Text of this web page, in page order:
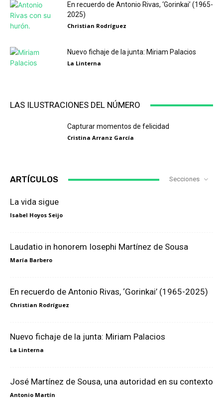
En recuerdo de Antonio Rivas, ‘Gorinkai’ (1965-
2025)
Christian Rodríguez
Nuevo fichaje de la junta: Miriam Palacios
La Linterna
LAS ILUSTRACIONES DEL NÚMERO
Capturar momentos de felicidad
Cristina Arranz García
ARTÍCULOS Secciones
La vida sigue
Isabel Hoyos Seijo
Laudatio in honorem Iosephi Martínez de Sousa
María Barbero
En recuerdo de Antonio Rivas, ‘Gorinkai’ (1965-2025)
Christian Rodríguez
Nuevo fichaje de la junta: Miriam Palacios
La Linterna
José Martínez de Sousa, una autoridad en su contexto
Antonio Martín